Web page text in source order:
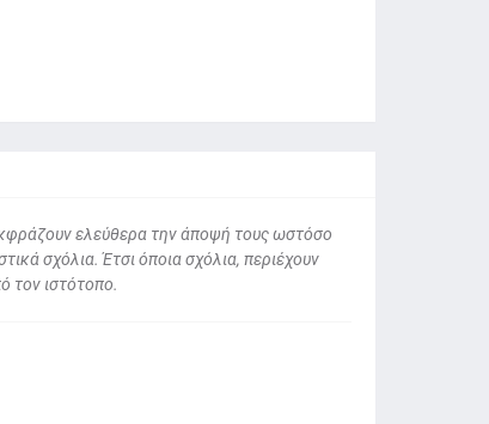
ελεύθερα την άποψή τους ωστόσο
σχόλια. Έτσι όποια σχόλια, περιέχουν
τον ιστότοπο.